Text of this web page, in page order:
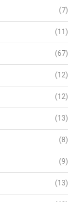
(7)
(11)
(67)
(12)
(12)
(13)
(8)
(9)
(13)